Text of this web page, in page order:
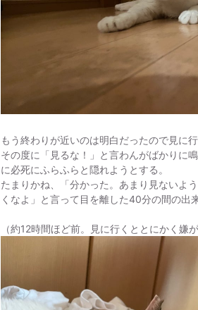
もう終わりが近いのは明白だったので見に
その度に「見るな！」と言わんがばかりに
に必死にふらふらと隠れようとする。
たまりかね、「分かった。あまり見ないよ
くなよ」と言って目を離した40分の間の出
（約12時間ほど前。見に行くととにかく嫌が